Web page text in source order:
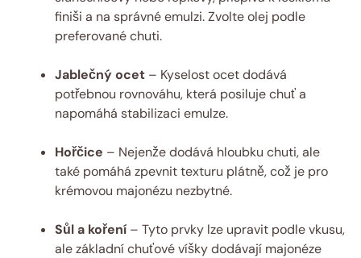
finiši a na správné emulzi. Zvolte olej podle
preferované chuti.
Jablečný ocet – Kyselost ocet dodává
potřebnou rovnováhu, která posiluje chuť a
napomáhá stabilizaci emulze.
Hořčice – Nejenže dodává hloubku chuti, ale
také pomáhá zpevnit texturu plátně, což je pro
krémovou majonézu nezbytné.
Sůl a koření – Tyto prvky lze upravit podle vkusu,
ale základní chuťové víšky dodávají majonéze